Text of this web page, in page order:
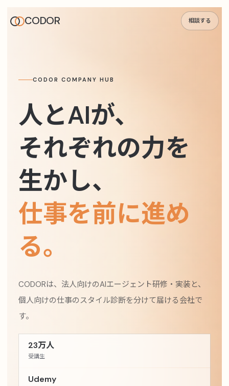
CODOR 相談する
CODOR COMPANY HUB
人とAIが、
それぞれの力を
生かし、
仕事を前に進め
る。
CODORは、法人向けのAIエージェント研修・実装と、
個人向けの仕事のスタイル診断を分けて届ける会社で
す。
23万人
受講生
Udemy